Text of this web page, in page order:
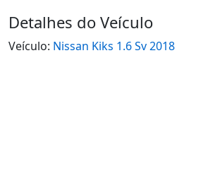
Detalhes do Veículo
Veículo: Nissan Kiks 1.6 Sv 2018